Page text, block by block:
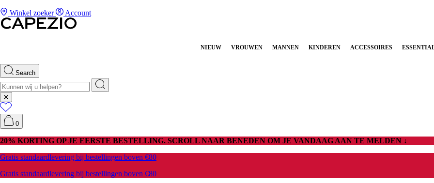
Winkel zoeker Account
NIEUW VROUWEN MANNEN KINDEREN ACCESSOIRES
Search
0
20% KORTING OP JE EERSTE BESTELLING. SCROLL NAAR BENEDEN OM JE VANDAAG AAN TE MELDEN ↓
Gratis standaardlevering bij bestellingen boven €80
Gratis standaardlevering bij bestellingen boven €80